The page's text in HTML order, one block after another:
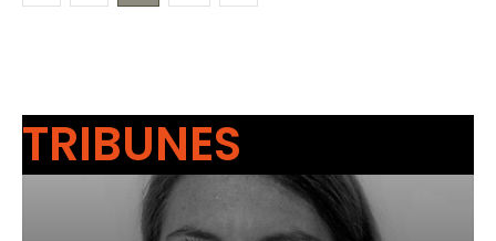
TRIBUNES